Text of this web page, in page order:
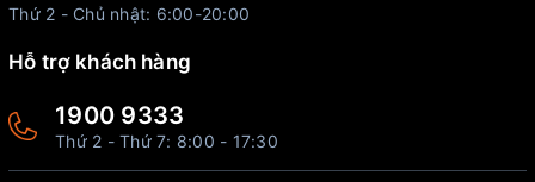
Thứ 2 - Chủ nhật: 6:00-20:00
Hỗ trợ khách hàng
1900 9333
Thứ 2 - Thứ 7: 8:00 - 17:30